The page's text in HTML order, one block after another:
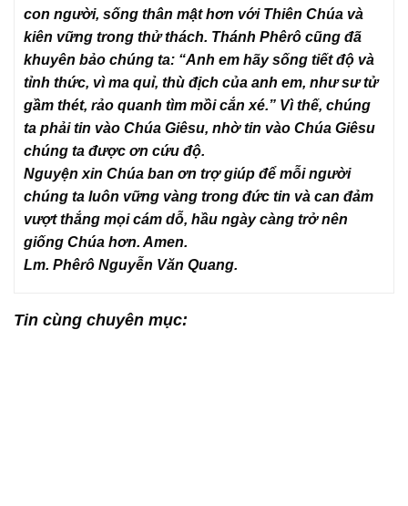
con người, sống thân mật hơn với Thiên Chúa và
kiên vững trong thử thách. Thánh Phêrô cũng đã
khuyên bảo chúng ta: “Anh em hãy sống tiết độ và
tỉnh thức, vì ma quỉ, thù địch của anh em, như sư tử
gầm thét, rảo quanh tìm mồi cắn xé.” Vì thế, chúng
ta phải tin vào Chúa Giêsu, nhờ tin vào Chúa Giêsu
chúng ta được ơn cứu độ.
Nguyện xin Chúa ban ơn trợ giúp để mỗi người
chúng ta luôn vững vàng trong đức tin và can đảm
vượt thắng mọi cám dỗ, hầu ngày càng trở nên
giống Chúa hơn. Amen.
Lm. Phêrô Nguyễn Văn Quang.
Tin cùng chuyên mục: